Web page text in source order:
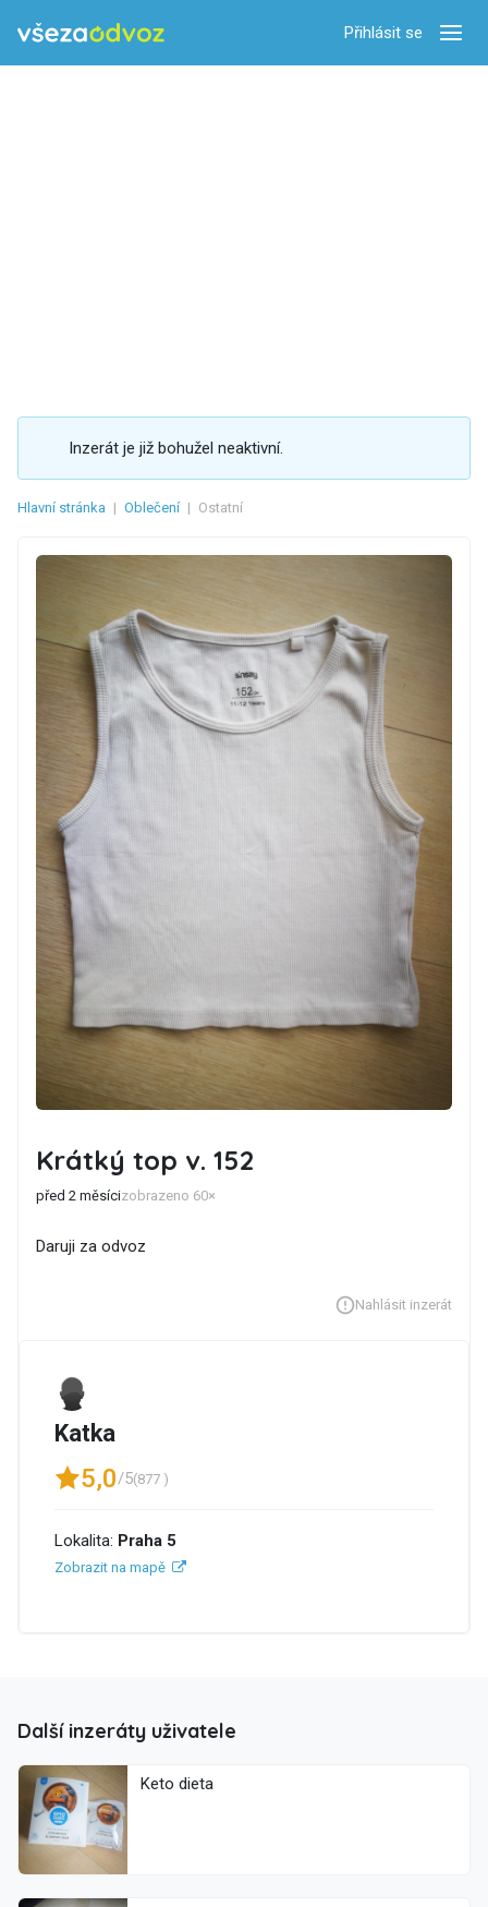
Přihlásit se
Inzerát je již bohužel neaktivní.
Hlavní stránka | Oblečení | Ostatní
Krátký top v. 152
před 2 měsícizobrazeno 60×
Daruji za odvoz
Nahlásit inzerát
Katka
5,0/5(877 )
Lokalita: Praha 5
Zobrazit na mapě
Další inzeráty uživatele
Keto dieta